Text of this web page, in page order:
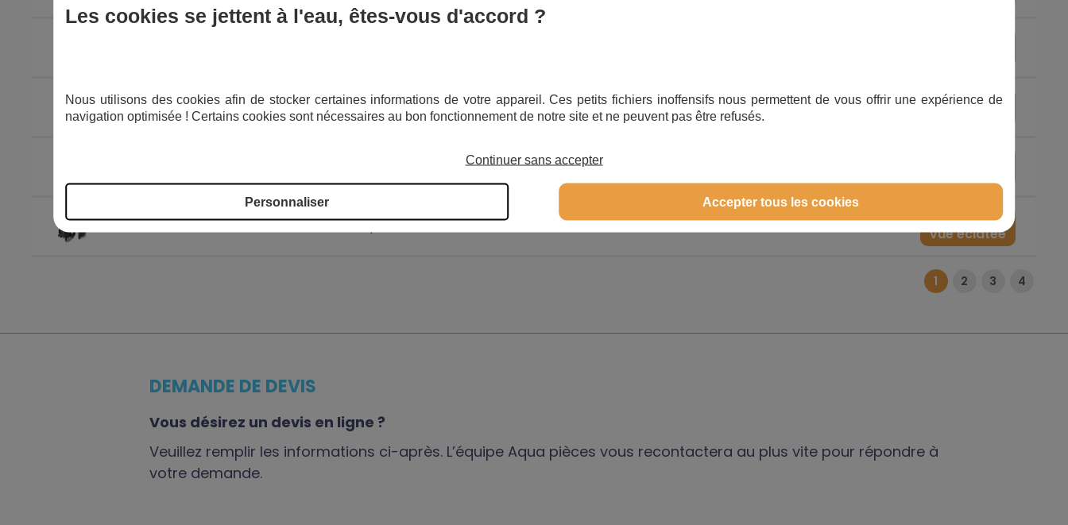
Drainex 201 M Pompes Guinard Bâtiment PR02320 17
Voir la
Pompes Guinard Bâtiment PR02325
Drainex 200 T Pompes Guinard Bâtiment PR02315 17
Voir la
vue éclatée
1 2 3 4
DEMANDE DE DEVIS
Vous désirez un devis en ligne ?
Veuillez remplir les informations ci-après. L’équipe Aqua pièces vous recontactera au plus vite pour répondre à
votre demande.
Les cookies se jettent à l'eau, êtes-vous d'accord ?
Nous utilisons des cookies afin de stocker certaines informations de votre appareil. Ces petits fichiers inoffensifs nous permettent de vous offrir une expérience de
navigation optimisée ! Certains cookies sont nécessaires au bon fonctionnement de notre site et ne peuvent pas être refusés.
Continuer sans accepter
Personnaliser Accepter tous les cookies